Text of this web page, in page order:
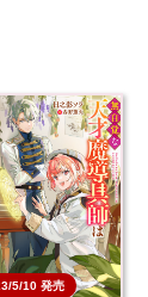
5/10 発売